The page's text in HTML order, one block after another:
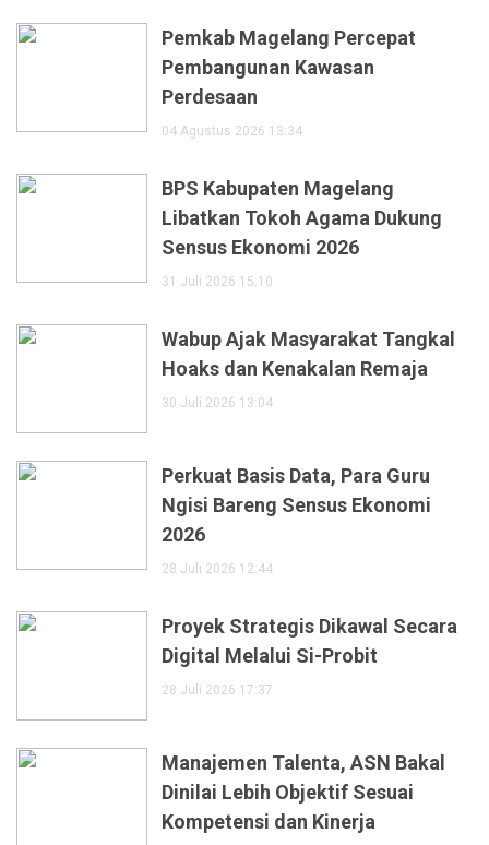
Pemkab Magelang Percepat
Pembangunan Kawasan
Perdesaan
04 Agustus 2026 13:34
BPS Kabupaten Magelang
Libatkan Tokoh Agama Dukung
Sensus Ekonomi 2026
31 Juli 2026 15:10
Wabup Ajak Masyarakat Tangkal
Hoaks dan Kenakalan Remaja
30 Juli 2026 13:04
Perkuat Basis Data, Para Guru
Ngisi Bareng Sensus Ekonomi
2026
28 Juli 2026 12:44
Proyek Strategis Dikawal Secara
Digital Melalui Si-Probit
28 Juli 2026 17:37
Manajemen Talenta, ASN Bakal
Dinilai Lebih Objektif Sesuai
Kompetensi dan Kinerja